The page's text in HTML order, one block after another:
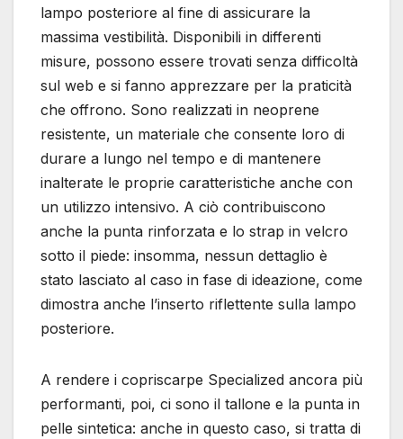
lampo posteriore al fine di assicurare la
massima vestibilità. Disponibili in differenti
misure, possono essere trovati senza difficoltà
sul web e si fanno apprezzare per la praticità
che offrono. Sono realizzati in neoprene
resistente, un materiale che consente loro di
durare a lungo nel tempo e di mantenere
inalterate le proprie caratteristiche anche con
un utilizzo intensivo. A ciò contribuiscono
anche la punta rinforzata e lo strap in velcro
sotto il piede: insomma, nessun dettaglio è
stato lasciato al caso in fase di ideazione, come
dimostra anche l’inserto riflettente sulla lampo
posteriore.
A rendere i copriscarpe Specialized ancora più
performanti, poi, ci sono il tallone e la punta in
pelle sintetica: anche in questo caso, si tratta di